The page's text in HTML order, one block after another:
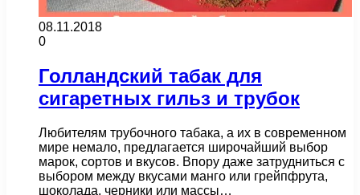
08.11.2018
0
Голландский табак для
сигаретных гильз и трубок
Любителям трубочного табака, а их в современном
мире немало, предлагается широчайший выбор
марок, сортов и вкусов. Впору даже затрудниться с
выбором между вкусами манго или грейпфрута,
шоколада, черники или массы…